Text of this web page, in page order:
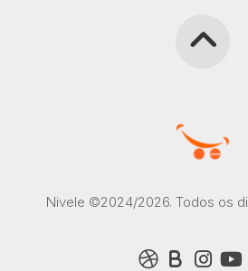
Nivele ©2024/2026. Todos os